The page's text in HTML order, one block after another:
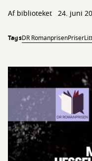
Af biblioteket 24. juni
TagsDR RomanprisenPriser